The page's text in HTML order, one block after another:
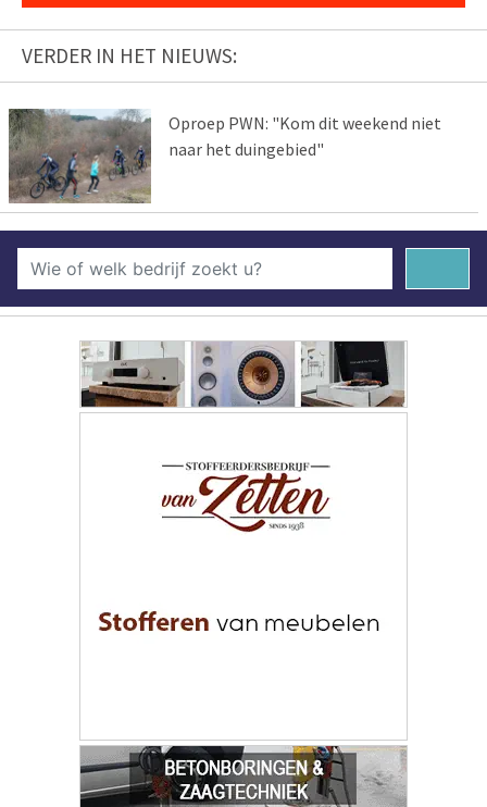
VERDER IN HET NIEUWS:
Oproep PWN: "Kom dit weekend niet
naar het duingebied"